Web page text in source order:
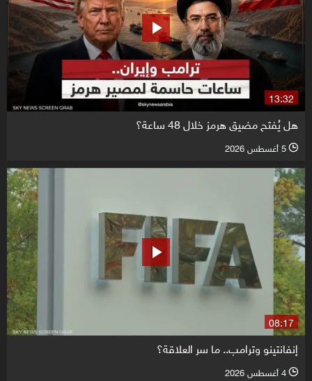
13:32
هل يُفتح مضيق هرمز خلال 48 ساعة؟
l 5 أغسطس 2026
08:17
إنفانتينو وترامب.. ما سر العلاقة؟
l 4 أغسطس 2026